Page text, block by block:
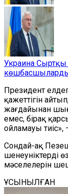
Украина Сыртқы
Президент
қажеттігін
жағдайынан
емес, бірақ
ойламауы тиіс»,
Сондай-ақ
шенеуніктерді
мәселелерін
ҰСЫНЫЛҒАН